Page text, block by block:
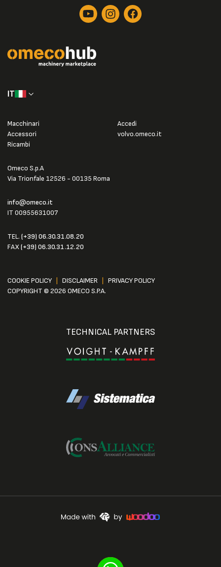
IT
Omeco S.p.A
Via Trionfale 12526 - 00135 Roma
info@omeco.it
IT 00955631007
TEL. (+39) 06.30.31.08.20
FAX(+39) 06.30.31.12.20
Macchinari
Accessori
Ricambi
Accedi
volvo.omeco.it
COOKIE POLICY DISCLAIMER
PRIVACY POLICY
COPYRIGHT © 2026 OMECO S.P.A.
TECHNICAL PARTNERS